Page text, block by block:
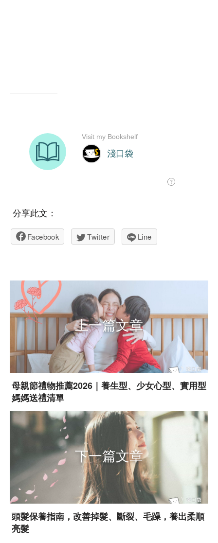
分享此文：
Facebook Twitter Line
上一篇文章
母親節禮物推薦2026｜養生型、少女心型、實用型
媽媽送禮清單
下一篇文章
頭髮保養指南，改善掉髮、斷裂、毛躁，養出柔順
亮髮